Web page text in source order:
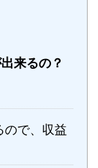
来るの？
ので、収益